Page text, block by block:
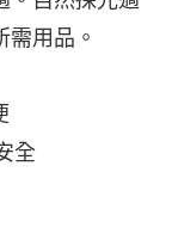
用品。
全